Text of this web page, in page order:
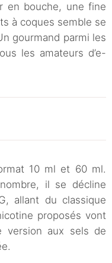
en bouche, une fine
à coques semble se
gourmand parmi les
les amateurs d’e-
10 ml et 60 ml.
il se décline
allant du classique
proposés vont
version aux sels de